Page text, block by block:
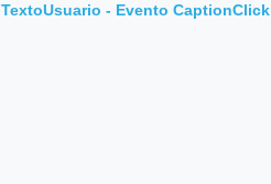
TextoUsuario - Evento CaptionClick